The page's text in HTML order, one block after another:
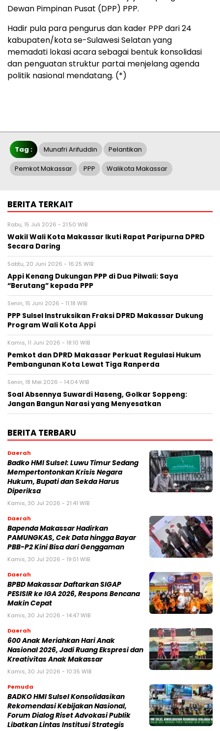
Dewan Pimpinan Pusat (DPP) PPP.
Hadir pula para pengurus dan kader PPP dari 24
kabupaten/kota se-Sulawesi Selatan yang
memadati lokasi acara sebagai bentuk konsolidasi
dan penguatan struktur partai menjelang agenda
politik nasional mendatang. (*)
Tag : Munafri Arifuddin Pelantikan
Pemkot Makassar PPP Walikota Makassar
BERITA TERKAIT
Rabu, 15 Juli 2026 - 21:50 WIB
Wakil Wali Kota Makassar Ikuti Rapat Paripurna DPRD
Secara Daring
Sabtu, 20 Juni 2026 - 16:25 WIB
Appi Kenang Dukungan PPP di Dua Pilwali: Saya
“Berutang” kepada PPP
Senin, 15 Juni 2026 - 11:18 WIB
PPP Sulsel Instruksikan Fraksi DPRD Makassar Dukung
Program Wali Kota Appi
Kamis, 11 Juni 2026 - 18:10 WIB
Pemkot dan DPRD Makassar Perkuat Regulasi Hukum
Pembangunan Kota Lewat Tiga Ranperda
Senin, 18 Mei 2026 - 14:04 WIB
Soal Absennya Suwardi Haseng, Golkar Soppeng:
Jangan Bangun Narasi yang Menyesatkan
BERITA TERBARU
Daerah
Badko HMI Sulsel: Luwu Timur Sedang
Mempertontonkan Krisis Negara
Hukum, Bupati dan Sekda Harus
Diperiksa
Kamis, 30 Jul 2026 - 21:41 WIB
Daerah
Bapenda Makassar Hadirkan
PAMUNGKAS, Cek Data hingga Bayar
PBB-P2 Kini Bisa dari Genggaman
Kamis, 30 Jul 2026 - 19:01 WIB
Daerah
BPBD Makassar Daftarkan SIGAP
PESISIR ke IGA 2026, Respons Bencana
Makin Cepat
Kamis, 30 Jul 2026 - 14:47 WIB
Daerah
600 Anak Meriahkan Hari Anak
Nasional 2026, Jadi Ruang Ekspresi dan
Kreativitas Anak Makassar
Kamis, 30 Jul 2026 - 10:35 WIB
Pemuda
BADKO HMI Sulsel Konsolidasikan
Rekomendasi Kebijakan Nasional,
Forum Dialog Riset Advokasi Publik
Libatkan Lintas Institusi Strategis